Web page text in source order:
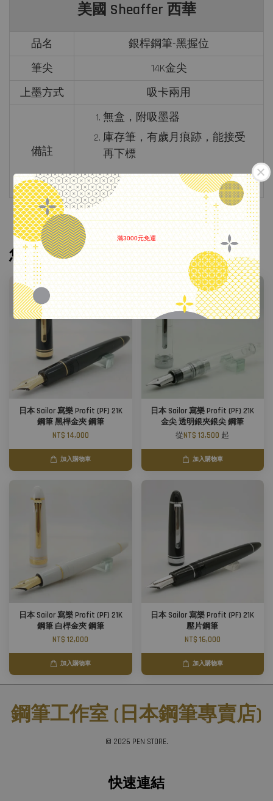
滿3000元免運
美國 Sheaffer 西華
品名
銀桿鋼筆-黑握位
筆尖
14K金尖
上墨方式
吸卡兩用
備註
無盒，附吸墨器
庫存筆，有歲月痕跡，能接受
再下標
您可能也喜歡
日本 Sailor 寫樂 Profit (PF) 21K
鋼筆 黑桿金夾 鋼筆
NT$ 14,000
加入購物車
日本 Sailor 寫樂 Profit (PF) 21K
金尖 透明銀夾銀尖 鋼筆
從NT$ 13,500 起
加入購物車
日本 Sailor 寫樂 Profit (PF) 21K
鋼筆 白桿金夾 鋼筆
NT$ 12,000
加入購物車
日本 Sailor 寫樂 Profit (PF) 21K
壓片鋼筆
NT$ 16,000
加入購物車
鋼筆工作室 (日本鋼筆專賣店)
© 2026 PEN STORE.
快速連結